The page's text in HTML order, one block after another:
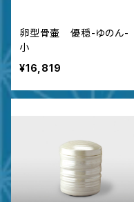
卵型骨壷 優穏-ゆのん-
小
¥16,819